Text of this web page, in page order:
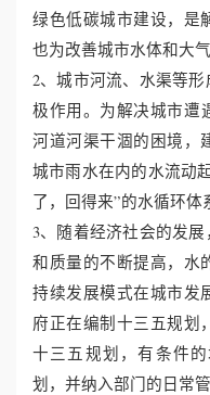
绿色低碳城市建设，是
也为改善城市水体和大
2、城市河流、水渠等
极作用。为解决城市遭
河道河渠干涸的困境，
城市雨水在内的水流动
了，回得来”的水循环体
3、随着经济社会的发
和质量的不断提高，水
持续发展模式在城市发
府正在编制十三五规划
十三五规划，有条件
划，并纳入部门的日常管